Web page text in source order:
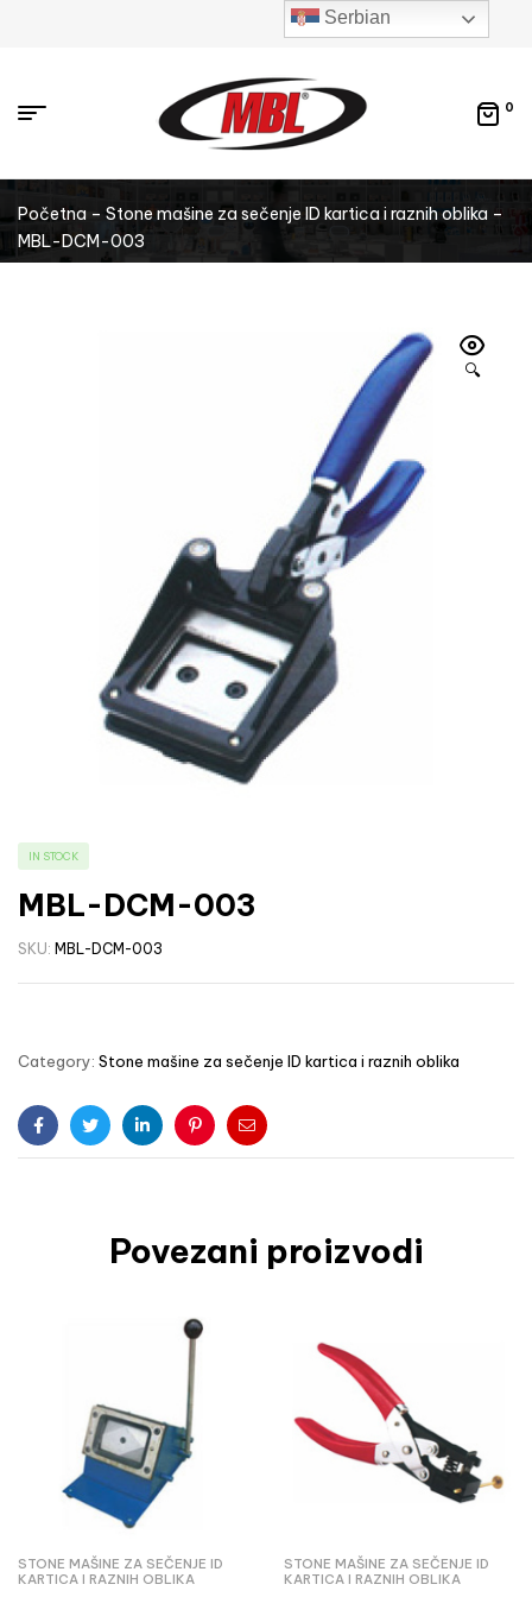
0
Početna – Stone mašine za sečenje ID kartica i raznih oblika –
MBL-DCM-003
🔍
IN STOCK
MBL-DCM-003
SKU: MBL-DCM-003
Category: Stone mašine za sečenje ID kartica i raznih oblika
FacebookTwitterLinkedinPinterestEmail
Povezani proizvodi
STONE MAŠINE ZA SEČENJE ID
KARTICA I RAZNIH OBLIKA
STONE MAŠINE ZA SEČENJE ID
KARTICA I RAZNIH OBLIKA
Serbian